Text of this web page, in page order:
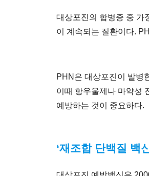
대상포진의 합병증 중 가
이 계속되는 질환이다.
PHN은 대상포진이 발병
이때 항우울제나 마약성
예방하는 것이 중요하다.
‘재조합 단백질 백